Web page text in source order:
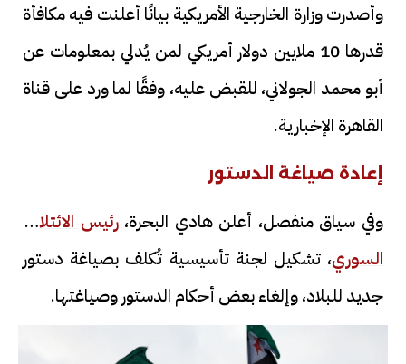
وأصدرت وزارة الخارجية الأمريكية بيانًا أعلنت فيه مكافأة
قدرها 10 ملايين دولار أمريكي لمن يُدلي بمعلومات عن
أبو محمد الجولاني، للقبض عليه، وفقًا لما ورد على قناة
القاهرة الإخبارية.
إعادة صياغة الدستور
وفي سياق منفصل، أعلن هادي البحرة،رئيس الائتلاف
السوري، تشكيل لجنة تأسيسية تُكلف بصياغة دستور
جديد للبلاد، وإلغاء بعض أحكام الدستور وصياغتها.